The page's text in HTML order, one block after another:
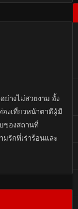
ย่างไม่สวยงาม อั้ง
งเที่ยวหน้าตาดีผู้มี
ของสถานที่
รักที่เร่าร้อนและ